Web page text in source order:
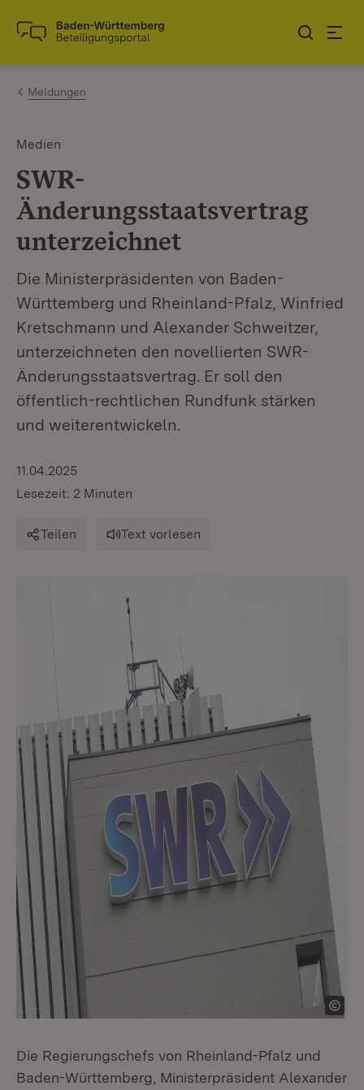
Zum Inhalt springen
Link zur Startseite
Meldungen
Medien
SWR-
Änderungsstaatsvertrag
unterzeichnet
Die Ministerpräsidenten von Baden-
Württemberg und Rheinland-Pfalz, Winfried
Kretschmann und Alexander Schweitzer,
unterzeichneten den novellierten SWR-
Änderungsstaatsvertrag. Er soll den
öffentlich-rechtlichen Rundfunk stärken
und weiterentwickeln.
11.04.2025
Lesezeit: 2 Minuten
Teilen Text vorlesen
Die Regierungschefs von Rheinland-Pfalz und
Baden-Württemberg, Ministerpräsident Alexander